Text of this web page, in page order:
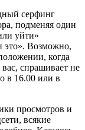
серфинг
подменяя один
уйти»
это». Возможно,
когда
спрашивает не
в 16.00 или в
просмотров и
всякие